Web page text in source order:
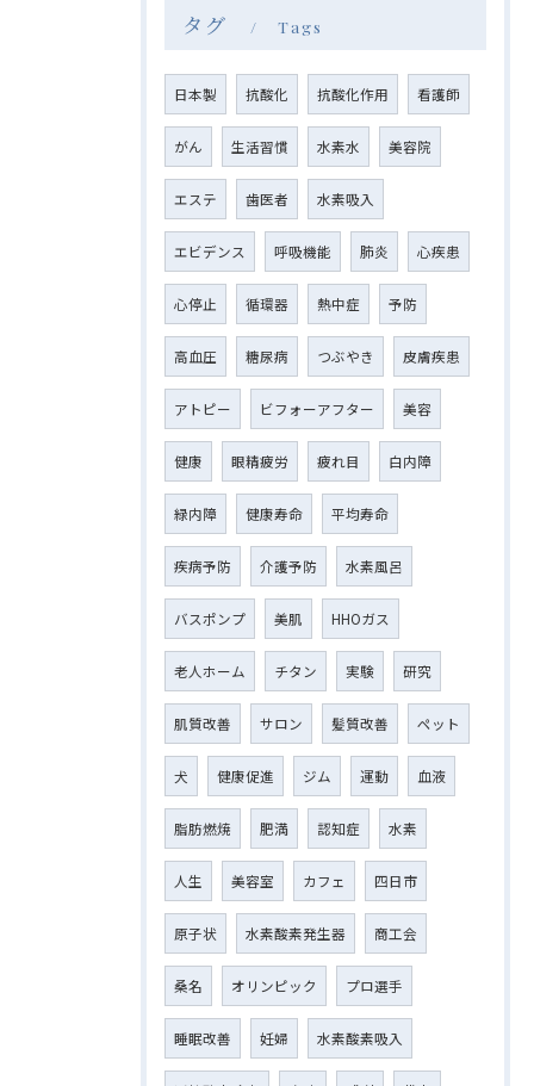
タグ Tags
日本製 抗酸化 抗酸化作用 看護師
がん 生活習慣 水素水 美容院
エステ 歯医者 水素吸入
エビデンス 呼吸機能 肺炎 心疾患
心停止 循環器 熱中症 予防
高血圧 糖尿病 つぶやき 皮膚疾患
アトピー ビフォーアフター 美容
健康 眼精疲労 疲れ目 白内障
緑内障 健康寿命 平均寿命
疾病予防 介護予防 水素風呂
バスポンプ 美肌 HHOガス
老人ホーム チタン 実験 研究
肌質改善 サロン 髪質改善 ペット
犬 健康促進 ジム 運動 血液
脂肪燃焼 肥満 認知症 水素
人生 美容室 カフェ 四日市
原子状 水素酸素発生器 商工会
桑名 オリンピック プロ選手
睡眠改善 妊婦 水素酸素吸入